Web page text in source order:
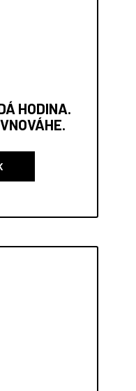
HODINA.